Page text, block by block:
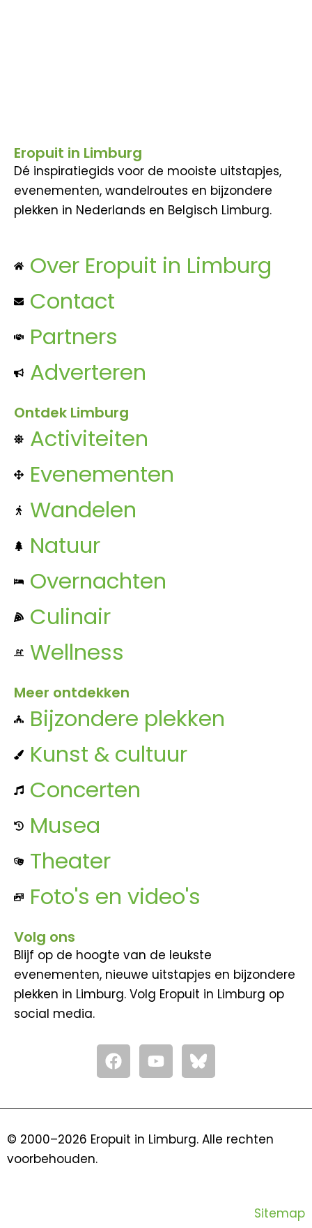
Eropuit in Limburg
Dé inspiratiegids voor de mooiste uitstapjes,
evenementen, wandelroutes en bijzondere
plekken in Nederlands en Belgisch Limburg.
Over Eropuit in Limburg
Contact
Partners
Adverteren
Ontdek Limburg
Activiteiten
Evenementen
Wandelen
Natuur
Overnachten
Culinair
Wellness
Meer ontdekken
Bijzondere plekken
Kunst & cultuur
Concerten
Musea
Theater
Foto's en video's
Volg ons
Blijf op de hoogte van de leukste
evenementen, nieuwe uitstapjes en bijzondere
plekken in Limburg. Volg Eropuit in Limburg op
social media.
F
a
c
e
o
Y
o
u
t
b
© 2000–2026 Eropuit in Limburg. Alle rechten
voorbehouden.
Sitemap